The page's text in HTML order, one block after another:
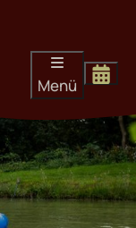
Menü